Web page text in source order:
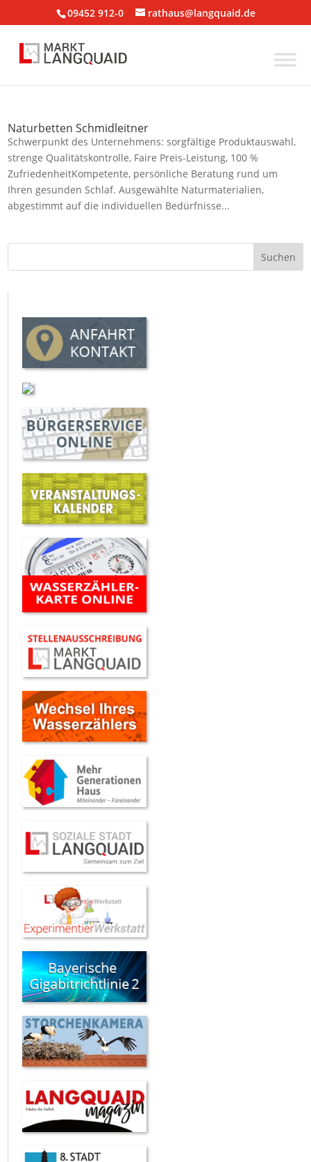
09452 912-0 rathaus@langquaid.de
Naturbetten Schmidleitner
Schwerpunkt des Unternehmens: sorgfältige Produktauswahl,
strenge Qualitätskontrolle, Faire Preis-Leistung, 100 %
ZufriedenheitKompetente, persönliche Beratung rund um
Ihren gesunden Schlaf. Ausgewählte Naturmaterialien,
abgestimmt auf die individuellen Bedürfnisse...